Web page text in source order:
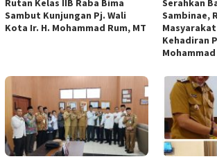
Rutan Kelas IIB Raba Bima
Sambut Kunjungan Pj. Wali
Kota Ir. H. Mohammad Rum, MT
Serahkan
Sambinae,
Kehadiran
Mohammad